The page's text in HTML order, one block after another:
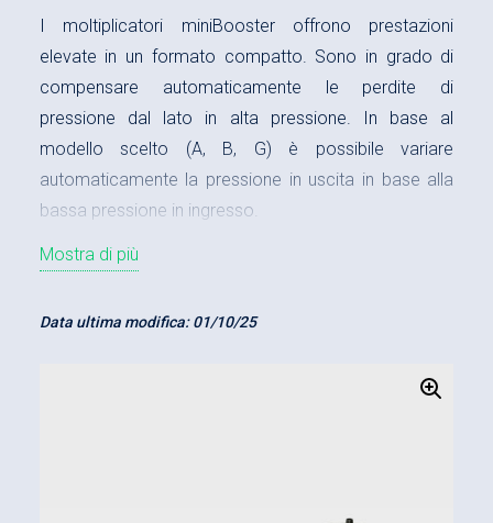
I moltiplicatori miniBooster offrono prestazioni
elevate in un formato compatto. Sono in grado di
compensare automaticamente le perdite di
pressione dal lato in alta pressione. In base al
modello scelto (A, B, G) è possibile variare
automaticamente la pressione in uscita in base alla
bassa pressione in ingresso.
rapporti di moltiplicazione:
Pressione massima in uscita 2.000 bar
Mostra di più
Data ultima modifica:01/10/25